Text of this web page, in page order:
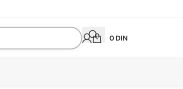
0 DIN